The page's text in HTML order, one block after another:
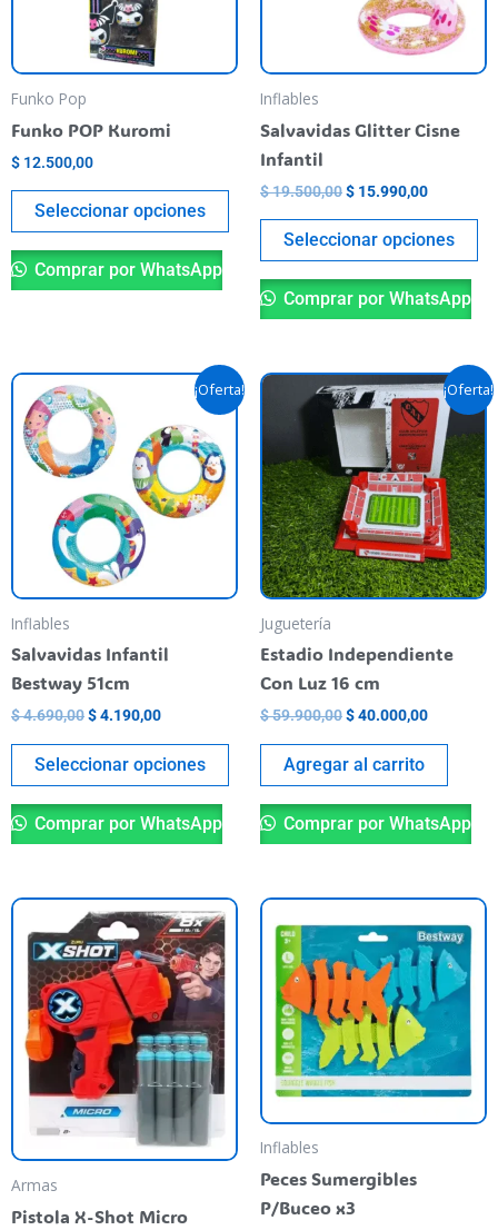
Funko Pop
Funko POP Kuromi
$ 12.500,00
Seleccionar opciones
se
pueden
elegir
del
producto
Comprar por WhatsApp
Inflables
Salvavidas Glitter Cisne
Infantil
$19.500,00$ 15.990,00
Seleccionar opciones
se
Comprar por WhatsApp
¡Oferta!
Inflables
Salvavidas Infantil
Bestway 51cm
$4.690,00
El
precio
original
era:
$ 4.690,00.
$4.190,00
El
precio
actual
es:
$ 4.190,00.
Seleccionar opciones
Este
producto
varias
variantes.
opciones
se
pueden
elegir
producto
Comprar por WhatsApp
¡Oferta!
Juguetería
Estadio Independiente
Con Luz 16 cm
$59.900,00
El
precio
original
$ 59.900,00.
$40.000,00
El
precio
actual
es:
$
Agregar al carrito
Comprar por WhatsApp
Armas
Pistola X-Shot Micro
Inflables
Peces Sumergibles
P/Buceo x3
se